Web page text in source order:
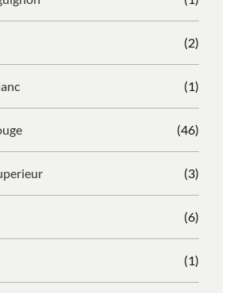
(2)
(1)
(46)
(3)
(6)
(1)